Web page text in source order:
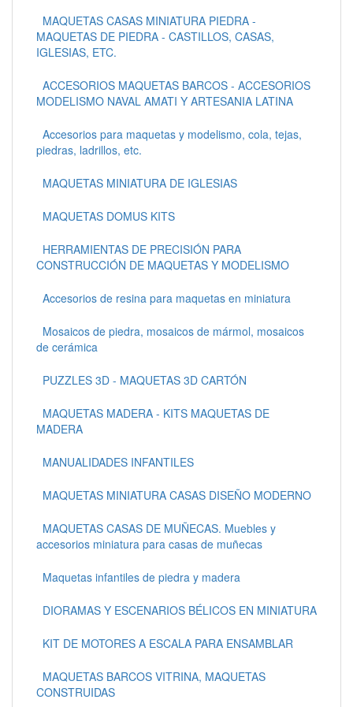
MAQUETAS CASAS MINIATURA PIEDRA -
MAQUETAS DE PIEDRA - CASTILLOS, CASAS,
IGLESIAS, ETC.
ACCESORIOS MAQUETAS BARCOS - ACCESORIOS
MODELISMO NAVAL AMATI Y ARTESANIA LATINA
Accesorios para maquetas y modelismo, cola, tejas,
piedras, ladrillos, etc.
MAQUETAS MINIATURA DE IGLESIAS
MAQUETAS DOMUS KITS
HERRAMIENTAS DE PRECISIÓN PARA
CONSTRUCCIÓN DE MAQUETAS Y MODELISMO
Accesorios de resina para maquetas en miniatura
Mosaicos de piedra, mosaicos de mármol, mosaicos
de cerámica
PUZZLES 3D - MAQUETAS 3D CARTÓN
MAQUETAS MADERA - KITS MAQUETAS DE
MADERA
MANUALIDADES INFANTILES
MAQUETAS MINIATURA CASAS DISEÑO MODERNO
MAQUETAS CASAS DE MUÑECAS. Muebles y
accesorios miniatura para casas de muñecas
Maquetas infantiles de piedra y madera
DIORAMAS Y ESCENARIOS BÉLICOS EN MINIATURA
KIT DE MOTORES A ESCALA PARA ENSAMBLAR
MAQUETAS BARCOS VITRINA, MAQUETAS
CONSTRUIDAS